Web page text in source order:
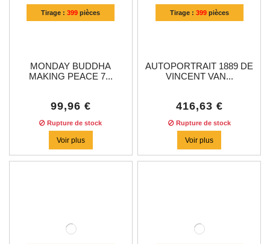
Tirage :399 pièces
MONDAY BUDDHA
MAKING PEACE 7...
99,96 €
Rupture de stock
Voir plus
Tirage : 399pièces
AUTOPORTRAIT 1889 DE
VINCENT VAN...
416,63 €
Rupture de stock
Voir plus